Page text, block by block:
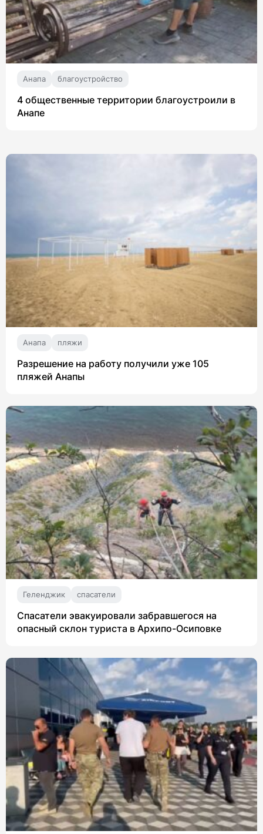
Анапа благоустройство
4 общественные территории благоустроили в
Анапе
Анапа пляжи
Разрешение на работу получили уже 105
пляжей Анапы
Геленджик спасатели
Спасатели эвакуировали забравшегося на
опасный склон туриста в Архипо-Осиповке